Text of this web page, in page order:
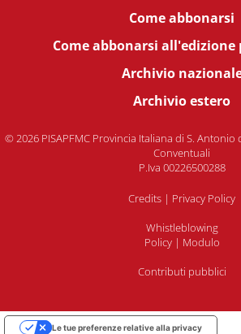
Come abbonarsi
Come abbonarsi all'edizione
Archivio
Archivio estero
© 2026 PISAPFMC Provincia Italiana di S.
Conventuali
P.Iva 00226500288
Credits | Privacy Policy
Whistleblowing
Policy| Modulo
Contributi pubblici
Le tue preferenze relative alla privacy